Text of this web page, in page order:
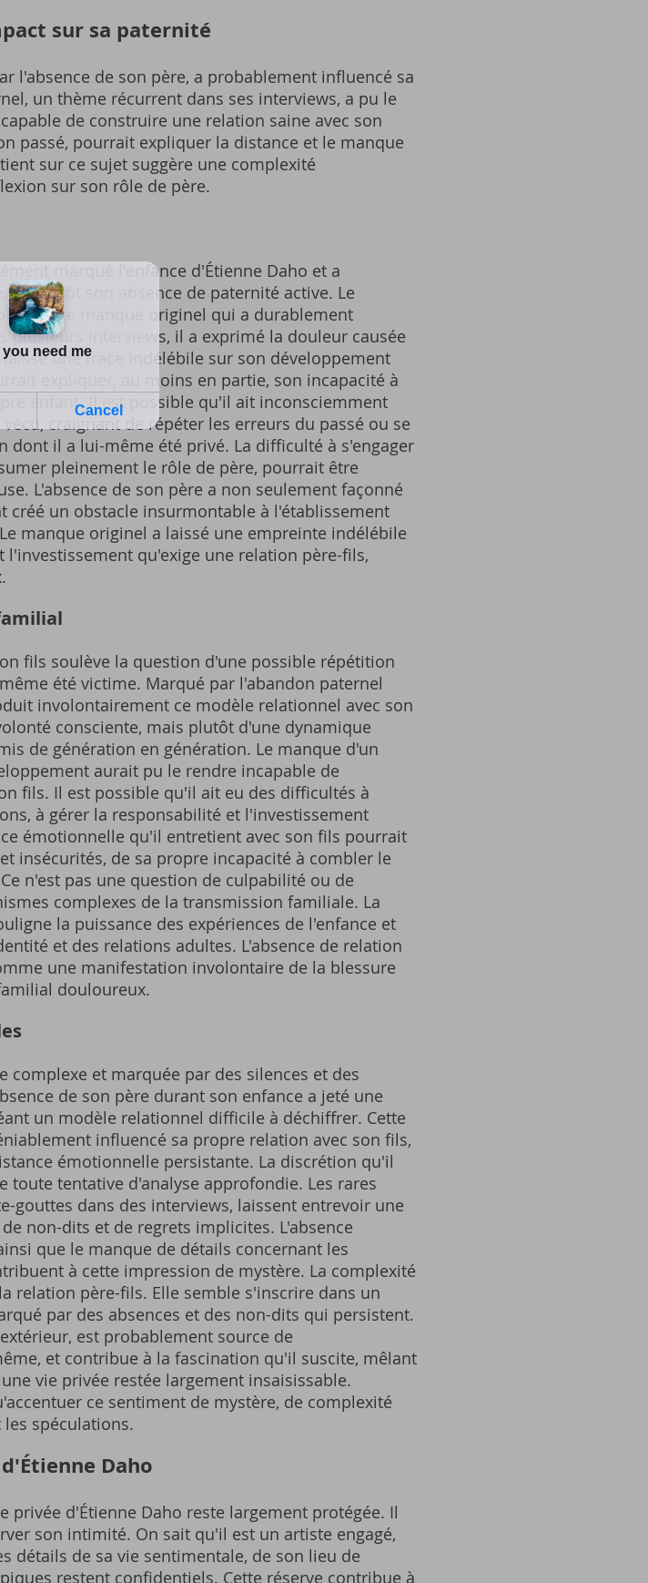
sur sa paternité
l'absence de son père, a probablement influencé sa
un thème récurrent dans ses interviews, a pu le
de construire une relation saine avec son
passé, pourrait expliquer la distance et le manque
sur ce sujet suggère une complexité
sur son rôle de père.
marqué l'enfance d'Étienne Daho et a
plutôt son absence de paternité active. Le
ce manque originel qui a durablement
plusieurs interviews, il a exprimé la douleur causée
une trace indélébile sur son développement
expliquer, au moins en partie, son incapacité à
enfant. Il est possible qu'il ait inconsciemment
craignant de répéter les erreurs du passé ou se
il a lui-même été privé. La difficulté à s'engager
pleinement le rôle de père, pourrait être
L'absence de son père a non seulement façonné
créé un obstacle insurmontable à l'établissement
manque originel a laissé une empreinte indélébile
qu'exige une relation père-fils,
fils soulève la question d'une possible répétition
été victime. Marqué par l'abandon paternel
involontairement ce modèle relationnel avec son
consciente, mais plutôt d'une dynamique
de génération en génération. Le manque d'un
aurait pu le rendre incapable de
fils. Il est possible qu'il ait eu des difficultés à
à gérer la responsabilité et l'investissement
émotionnelle qu'il entretient avec son fils pourrait
insécurités, de sa propre incapacité à combler le
n'est pas une question de culpabilité ou de
complexes de la transmission familiale. La
la puissance des expériences de l'enfance et
et des relations adultes. L'absence de relation
une manifestation involontaire de la blessure
douloureux.
complexe et marquée par des silences et des
de son père durant son enfance a jeté une
un modèle relationnel difficile à déchiffrer. Cette
influencé sa propre relation avec son fils,
émotionnelle persistante. La discrétion qu'il
tentative d'analyse approfondie. Les rares
dans des interviews, laissent entrevoir une
non-dits et de regrets implicites. L'absence
que le manque de détails concernant les
à cette impression de mystère. La complexité
relation père-fils. Elle semble s'inscrire dans un
par des absences et des non-dits qui persistent.
est probablement source de
et contribue à la fascination qu'il suscite, mêlant
vie privée restée largement insaisissable.
ce sentiment de mystère, de complexité
spéculations.
Daho
d'Étienne Daho reste largement protégée. Il
son intimité. On sait qu'il est un artiste engagé,
détails de sa vie sentimentale, de son lieu de
restent confidentiels. Cette réserve contribue à